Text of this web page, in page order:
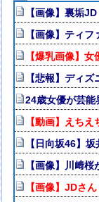
【画像】裏垢
【画像】ティ
【爆乳画像】
【悲報】ディ
24歳女優が芸
【動画】えち
【日向坂46】
【画像】川﨑
【画像】JDさ